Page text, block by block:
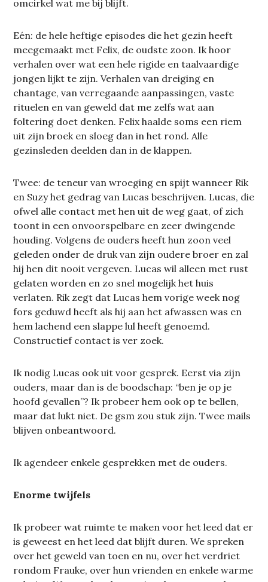
omcirkel wat me bij blijft.
Eén: de hele heftige episodes die het gezin heeft
meegemaakt met Felix, de oudste zoon. Ik hoor
verhalen over wat een hele rigide en taalvaardige
jongen lijkt te zijn. Verhalen van dreiging en
chantage, van verregaande aanpassingen, vaste
rituelen en van geweld dat me zelfs wat aan
foltering doet denken. Felix haalde soms een riem
uit zijn broek en sloeg dan in het rond. Alle
gezinsleden deelden dan in de klappen.
Twee: de teneur van wroeging en spijt wanneer Rik
en Suzy het gedrag van Lucas beschrijven. Lucas, die
ofwel alle contact met hen uit de weg gaat, of zich
toont in een onvoorspelbare en zeer dwingende
houding. Volgens de ouders heeft hun zoon veel
geleden onder de druk van zijn oudere broer en zal
hij hen dit nooit vergeven. Lucas wil alleen met rust
gelaten worden en zo snel mogelijk het huis
verlaten. Rik zegt dat Lucas hem vorige week nog
fors geduwd heeft als hij aan het afwassen was en
hem lachend een slappe lul heeft genoemd.
Constructief contact is ver zoek.
Ik nodig Lucas ook uit voor gesprek. Eerst via zijn
ouders, maar dan is de boodschap: “ben je op je
hoofd gevallen”? Ik probeer hem ook op te bellen,
maar dat lukt niet. De gsm zou stuk zijn. Twee mails
blijven onbeantwoord.
Ik agendeer enkele gesprekken met de ouders.
Enorme twijfels
Ik probeer wat ruimte te maken voor het leed dat er
is geweest en het leed dat blijft duren. We spreken
over het geweld van toen en nu, over het verdriet
rondom Frauke, over hun vrienden en enkele warme